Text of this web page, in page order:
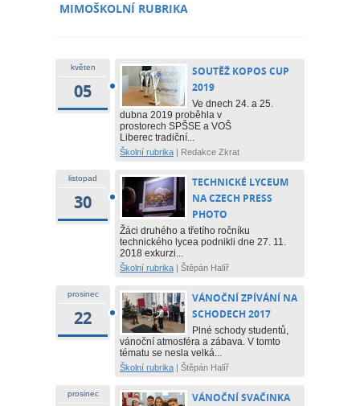
MIMOŠKOLNÍ RUBRIKA
květen
05
SOUTĚŽ KOPOS CUP
2019
Ve dnech 24. a 25.
dubna 2019 proběhla v
prostorech SPŠSE a VOŠ
Liberec tradiční...
Školní rubrika Redakce Zkrat
listopad
30
TECHNICKÉ LYCEUM
NA CZECH PRESS
PHOTO
Žáci druhého a třetího ročníku
technického lycea podnikli dne 27. 11.
2018 exkurzi...
Školní rubrika Štěpán Halíř
prosinec
22
VÁNOČNÍ ZPÍVÁNÍ NA
SCHODECH 2017
Plné schody studentů,
vánoční atmosféra a zábava. V tomto
tématu se nesla velká...
Školní rubrika Štěpán Halíř
prosinec
VÁNOČNÍ SVAČINKA